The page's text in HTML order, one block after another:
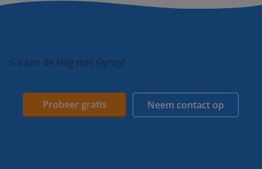
Ga aan de slag met Gynzy!
Probeer gratis Neem contact op